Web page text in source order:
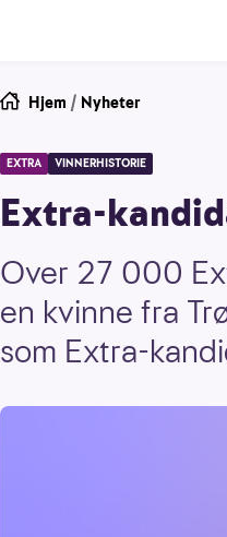
Hjem / Nyheter
EXTRA VINNERHISTORIE
Extra-
Over 27 000
en kvinne fra
som Extra-